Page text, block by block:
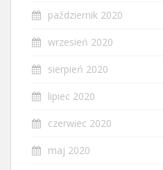
październik 2020
wrzesień 2020
sierpień 2020
lipiec 2020
czerwiec 2020
maj 2020